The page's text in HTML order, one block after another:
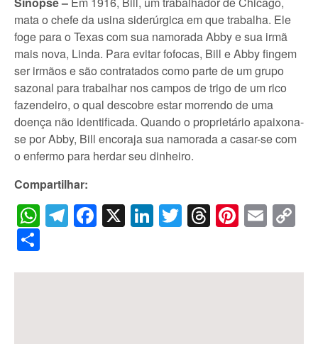
mata o chefe da usina siderúrgica em que trabalha. Ele
foge para o Texas com sua namorada Abby e sua irmã
mais nova, Linda. Para evitar fofocas, Bill e Abby fingem
ser irmãos e são contratados como parte de um grupo
sazonal para trabalhar nos campos de trigo de um rico
fazendeiro, o qual descobre estar morrendo de uma
doença não identificada. Quando o proprietário apaixona-
se por Abby, Bill encoraja sua namorada a casar-se com
o enfermo para herdar seu dinheiro.
Compartilhar:
WhatsApp
Telegram
Facebook
X LinkedIn
Twitter
Threads